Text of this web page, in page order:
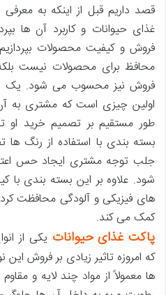
قصد داریم قبل از اینکه به
غذای حیوانات و کاربرد آن ها
فروش و کیفیت محصولات
محافظ برای محصولات نیست بلکه
فروش نیز محسوب می شود. یک
اولین چیزی است که مشتری به
طور مستقیم بر تصمیم خرید او
بسته بندی با استفاده از رنگ
جلب توجه مشتری ایجاد حس
شود. علاوه بر این بسته بندی با
های فیزیکی و آلودگی محافظت
کمک می کند.
پاکت غذای حیوانات یکی از
که امروزه تاثیر زیادی بر فروش
ها معمولاً از مواد چند لایه و